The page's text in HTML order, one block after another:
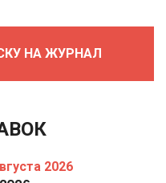
НА ЖУРНАЛ
2026